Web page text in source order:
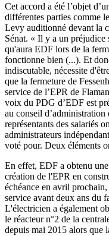
Cet accord a été l’objet
différentes parties comme
Levy auditionné devant la
Sénat. « Il y a un
qu'aura EDF lors de la
fonctionne bien (...). Et
indiscutable, nécessite
que la fermeture de
service de l’EPR de
voix du PDG d’EDF est
au conseil
représentants des salariés
administrateurs
voté pour. Deux éléments
En effet, EDF a obtenu
création de l'EPR en
échéance en avril
service avant deux ans du
L'électricien a également
le réacteur n°2 de la
depuis mai 2015 alors que